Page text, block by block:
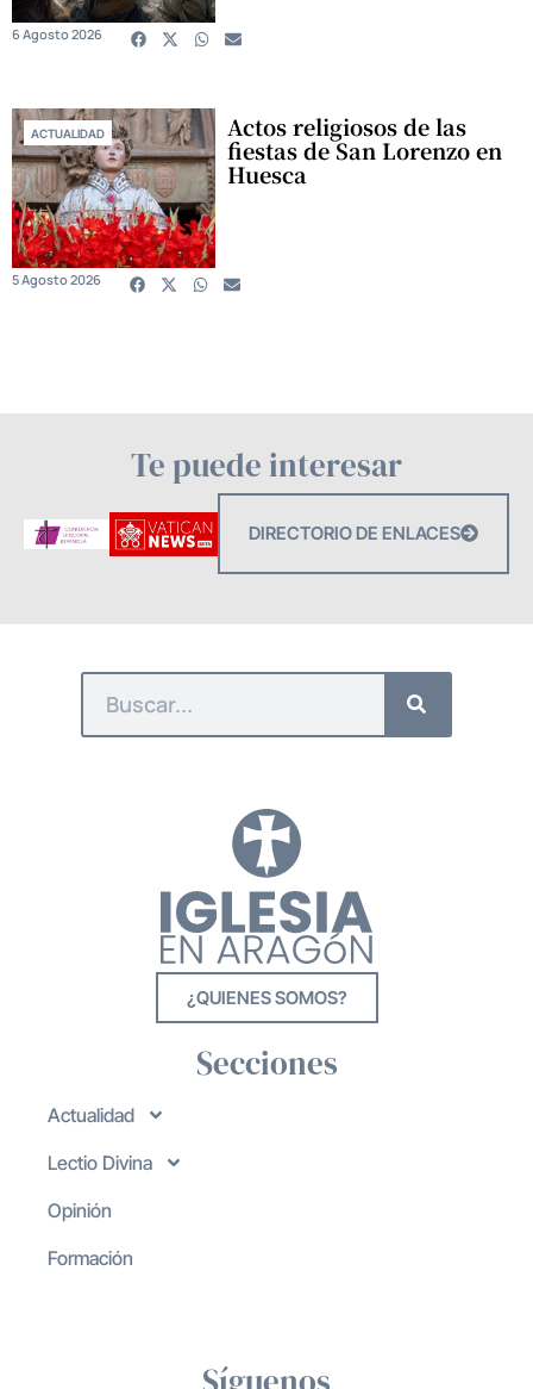
6 Agosto 2026
ACTUALIDAD Actos religiosos de las
fiestas de San Lorenzo en
Huesca
5 Agosto 2026
Te puede interesar
DIRECTORIO DE ENLACES
¿QUIENES SOMOS?
Secciones
Actualidad
Lectio Divina
Opinión
Formación